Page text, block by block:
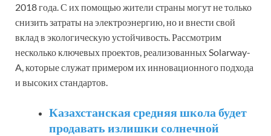
2018 года. С их помощью жители страны могут не только
снизить затраты на электроэнергию, но и внести свой
вклад в экологическую устойчивость. Рассмотрим
несколько ключевых проектов, реализованных Solarway-
A, которые служат примером их инновационного подхода
и высоких стандартов.
Казахстанская средняя школа будет
продавать излишки солнечной